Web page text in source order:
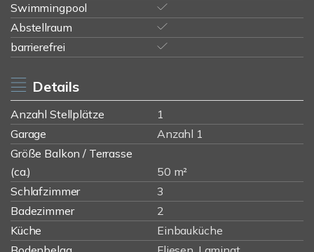
Swimmingpool
Abstellraum
barrierefrei
Details
Anzahl Stellplätze
1
Garage
Anzahl 1
Größe Balkon / Terrasse
(ca.)
50 m²
Schlafzimmer
3
Badezimmer
2
Küche
Einbauküche